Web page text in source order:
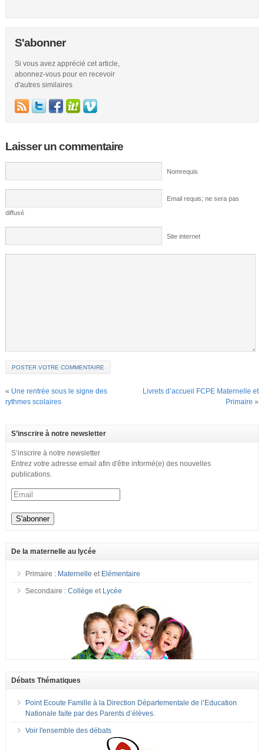
S'abonner
Si vous avez apprécié cet article,
abonnez-vous pour en recevoir
d'autres similaires
Laisser un commentaire
Nomrequis
Email requis; ne sera pas
diffusé
Site internet
« Une rentrée sous le signe des
rythmes scolaires
Livrets d’accueil FCPE Maternelle et
Primaire »
S’inscrire à notre newsletter
S’inscrire à notre newsletter
Entrez votre adresse email afin d'être informé(e) des nouvelles
publications.
De la maternelle au lycée
Primaire : Maternelle et Elémentaire
Secondaire : Collège et Lycée
Débats Thématiques
Point Ecoute Famille à la Direction Départementale de l’Education
Nationale faite par des Parents d’élèves.
Voir l'ensemble des débats